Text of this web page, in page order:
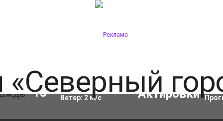
13°C Влажность:69
Ветер: 2м/с